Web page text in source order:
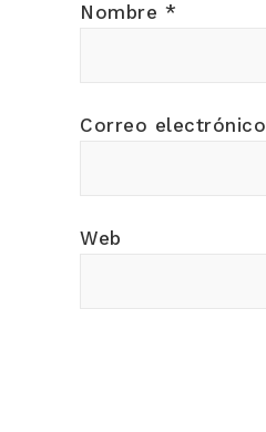
Nombre *
Correo electrónico
Web